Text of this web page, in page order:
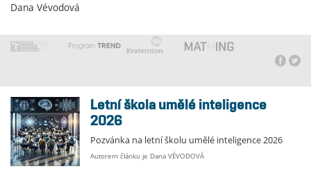
Dana Vévodová
Letní škola umělé inteligence
2026
Pozvánka na letní školu umělé inteligence 2026
Autorem článku je Dana VÉVODOVÁ